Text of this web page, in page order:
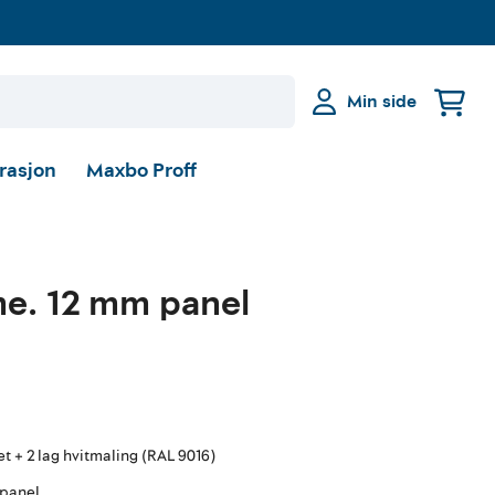
Min side
Maxbo Proff
12 mm panel
2 lag hvitmaling (RAL 9016)